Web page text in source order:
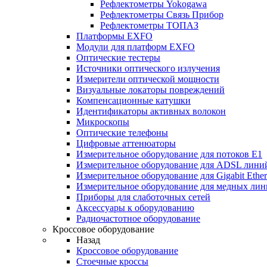
Рефлектометры Yokogawa
Рефлектометры Связь Прибор
Рефлектометры ТОПАЗ
Платформы EXFO
Модули для платформ EXFO
Оптические тестеры
Источники оптического излучения
Измерители оптической мощности
Визуальные локаторы повреждений
Компенсационные катушки
Идентификаторы активных волокон
Микроскопы
Оптические телефоны
Цифровые аттенюаторы
Измерительное оборудование для потоков Е1
Измерительное оборудование для ADSL
Измерительное оборудование для Gigabit
Измерительное оборудование для медных
Приборы для слаботочных сетей
Аксессуары к оборудованию
Радиочастотное оборудование
Кроссовое оборудование
Назад
Кроссовое оборудование
Стоечные кроссы